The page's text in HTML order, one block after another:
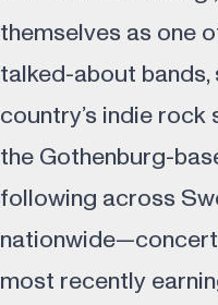
themselves as one
talked-about
country’s indie rock
the Gothenburg-
following across
most recently